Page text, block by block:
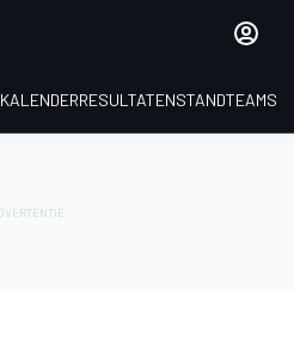
KALENDERRESULTATENSTANDTEAMS